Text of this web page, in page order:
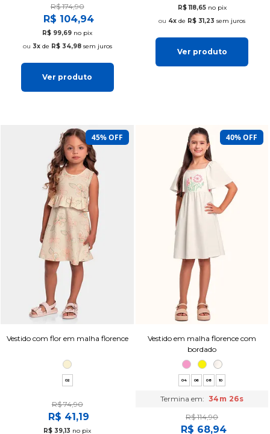
R$ 174,90
R$ 104,94
R$ 99,69 no pix
3xde R$ 34,98sem juros
Ver produto
R$ 118,65 no pix
4x de R$ 31,23 sem juros
Ver produto
45% OFF
Vestido com flor em malha florence
02
R$ 74,90
R$ 41,19
R$ 39,13 no pix
40% OFF
Vestido em malha florence com
bordado
04 06 08 10
Termina em: 34m 25s
R$ 114,90
R$ 68,94